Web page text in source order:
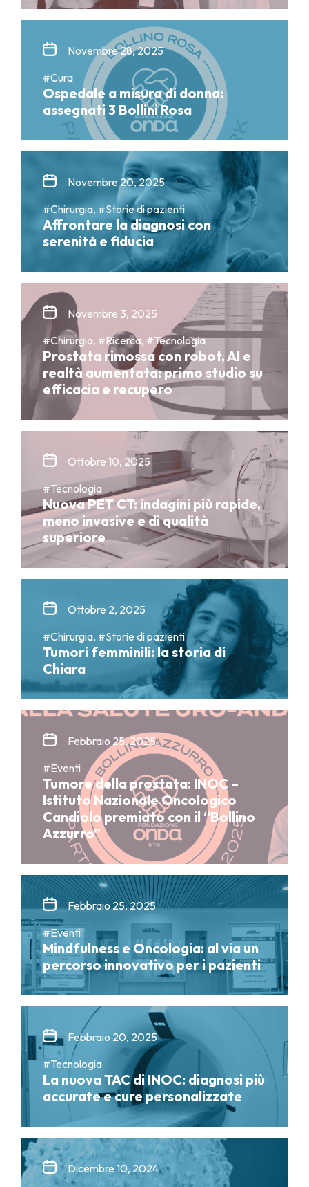
Novembre 28, 2025
#Cura
Ospedale a misura di donna:
assegnati 3 Bollini Rosa
Novembre 20, 2025
#Chirurgia, #Storie di pazienti
Affrontare la diagnosi con
serenità e fiducia
Novembre 3, 2025
#Chirurgia, #Ricerca, #Tecnologia
Prostata rimossa con robot, AI e
realtà aumentata: primo studio su
efficacia e recupero
Ottobre 10, 2025
#Tecnologia
Nuova PET CT: indagini più rapide,
meno invasive e di qualità
superiore
Ottobre 2, 2025
#Chirurgia, #Storie di pazienti
Tumori femminili: la storia di
Chiara
Febbraio 25, 2025
#Eventi
Tumore della prostata: INOC –
Istituto Nazionale Oncologico
Candiolo premiato con il “Bollino
Azzurro”
Febbraio 25, 2025
#Eventi
Mindfulness e Oncologia: al via un
percorso innovativo per i pazienti
Febbraio 20, 2025
#Tecnologia
La nuova TAC di INOC: diagnosi più
accurate e cure personalizzate
Dicembre 10, 2024